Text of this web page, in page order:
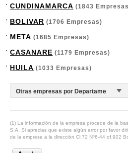
CUNDINAMARCA (1843
BOLIVAR (1706 Empresas)
META (1685 Empresas)
CASANARE (1179 Empresas)
HUILA (1033 Empresas)
(1) La información de la empresa procede de la
S.A. Si aprecias que existe algún error por favor
de la empresa a la dirección Cl.72 Nº6-44 of.902